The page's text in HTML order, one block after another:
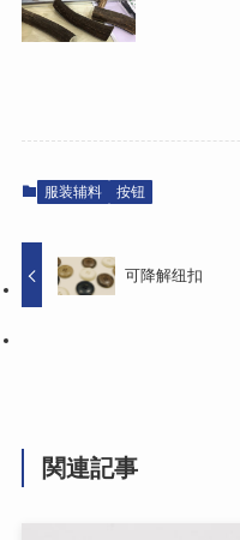
服装辅料 按钮
可降解纽扣
関連記事